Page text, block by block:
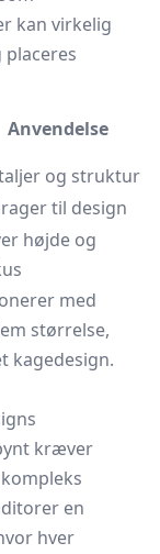
kan virkelig
Anvendelse
og struktur
til design
højde og
med
størrelse,
kagedesign.
kræver
en
hver